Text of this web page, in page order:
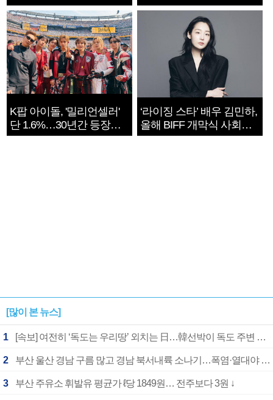
지는 ‘전쟁 속죄’
K팝 아이돌, '밀리언셀러'
단 1.6%…30년간 등장
1182개팀 전수조사
‘라이징 스타’ 배우 김민하,
올해 BIFF 개막식 사회자
확정
[많이 본 뉴스]
1 [속보] 여전히 ‘독도는 우리땅’ 외치는 日…韓선박이 독도 주변 해양조사 활동하자 반발
2 부산 울산 경남 구름 많고 경남 북서내륙 소나기…폭염·열대야 계속
3 부산 주유소 휘발유 평균가 ℓ당 1849원… 전주보다 3원 ↓